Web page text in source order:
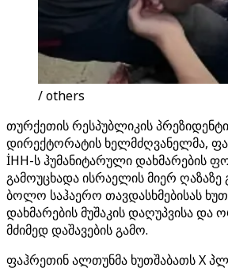
/ others
თურქეთის რესპუბლიკის
დირექტორატის ხელმძღვანელმა,
İHH-ს ჰუმანიტარული დახმარების
გამოუცხადა ისრაელის მიერ
ბოლო საჰაერო თავდასხმებისას
დახმარების მუშაკის დაღუპვისა და
მძიმედ დაშავების გამო.
ფაჰრეთინ ალთუნმა ხუთშაბათს X